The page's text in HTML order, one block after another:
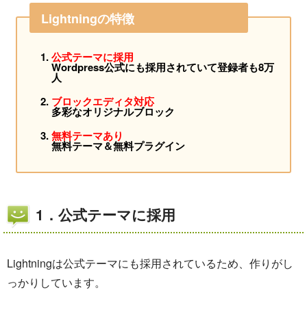
Lightningの特徴
公式テーマに採用
Wordpress公式にも採用されていて登録者も8万
人
ブロックエディタ対応
多彩なオリジナルブロック
無料テーマあり
無料テーマ＆無料プラグイン
1．公式テーマに採用
Lightningは公式テーマにも採用されているため、作りがし
っかりしています。